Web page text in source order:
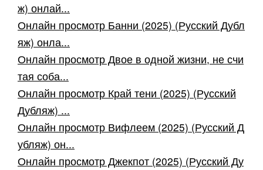
ж) онлай...
Онлайн просмотр Банни (2025) (Русский Дубл
яж) онла...
Онлайн просмотр Двое в одной жизни, не счи
тая соба...
Онлайн просмотр Край тени (2025) (Русский
Дубляж) ...
Онлайн просмотр Вифлеем (2025) (Русский Д
убляж) он...
Онлайн просмотр Джекпот (2025) (Русский Ду